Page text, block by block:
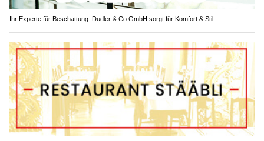
Ihr Experte für Beschattung: Dudler & Co GmbH sorgt für Komfort & Stil